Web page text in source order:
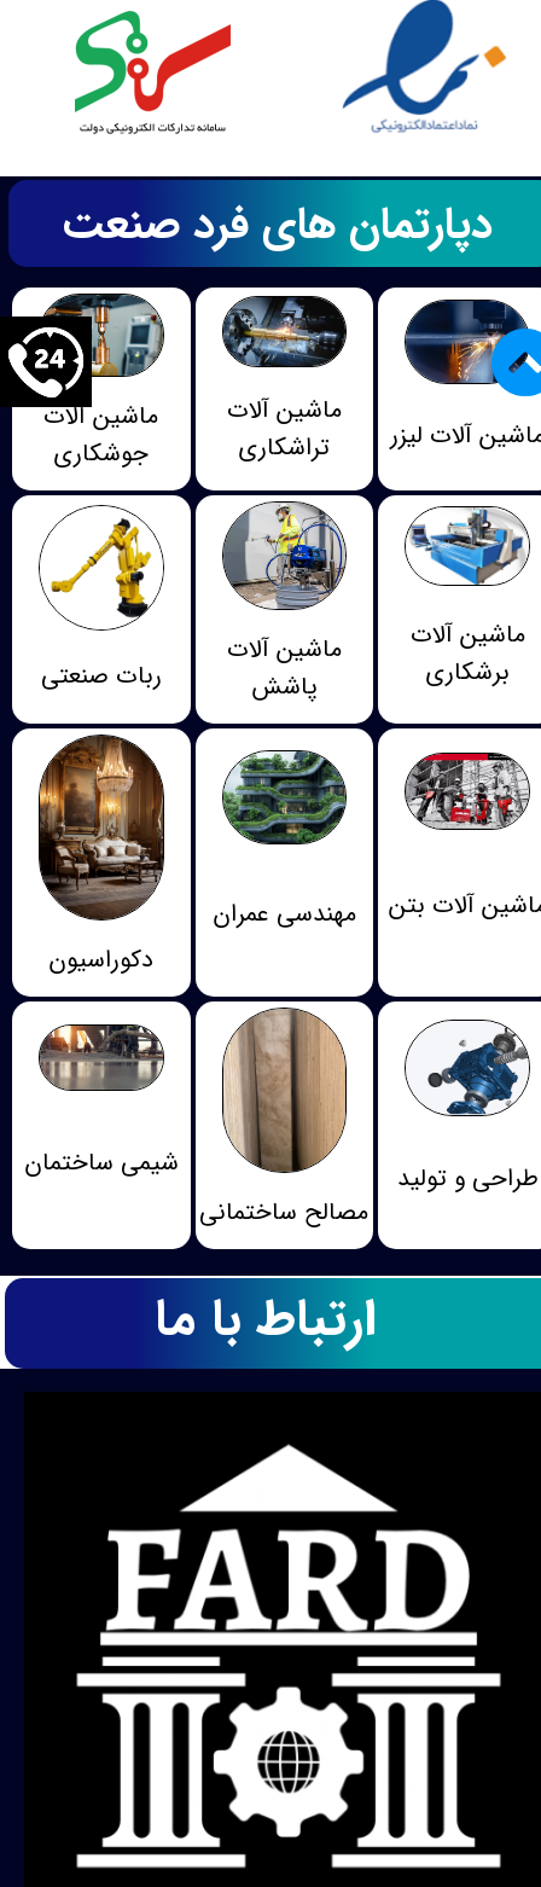
دپارتمان های فرد صنعت
آلات لیزر
ماشین آلات
تراشکاری
ماشین آلات
جوشکاری
ماشین آلات
برشکاری
ماشین آلات
پاشش
ربات صنعتی
آلات بتن
مهندسی عمران
دکوراسیون
طراحی و تولید
مصالح ساختمانی
شیمی ساختمان
ارتباط با ما